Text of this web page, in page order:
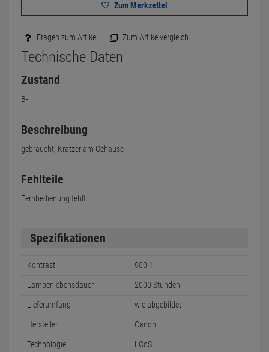
Zum Merkzettel
Fragen zum Artikel Zum Artikelvergleich
Technische Daten
Zustand
B-
Beschreibung
gebraucht, Kratzer am Gehäuse
Fehlteile
Fernbedienung fehlt
Spezifikationen
Kontrast 900:1
Lampenlebensdauer 2000 Stunden
Lieferumfang wie abgebildet
Hersteller Canon
Technologie LCoS